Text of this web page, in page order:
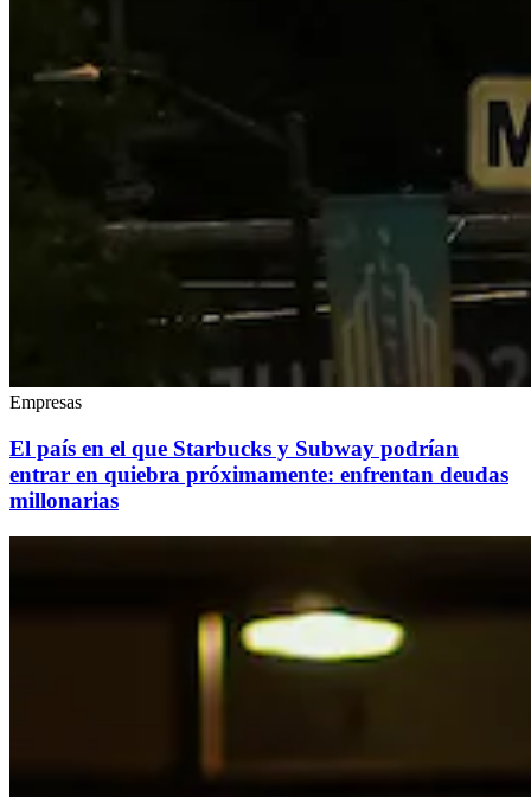
Empresas
El país en el que Starbucks y Subway podrían
entrar en quiebra próximamente: enfrentan deudas
millonarias